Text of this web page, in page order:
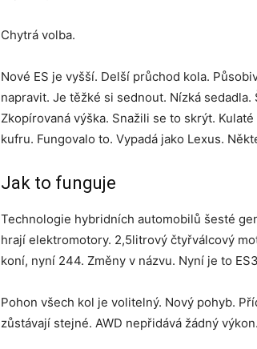
Chytrá volba.
Nové ES je vyšší. Delší průchod kola.
napravit. Je těžké si sednout. Nízká
Zkopírovaná výška. Snažili se to skrýt.
kufru. Fungovalo to. Vypadá jako Lexus.
Jak to funguje
Technologie hybridních automobilů šesté
hrají elektromotory. 2,5litrový čtyřválcový
koní, nyní 244. Změny v názvu. Nyní je to
Pohon všech kol je volitelný. Nový pohyb.
zůstávají stejné. AWD nepřidává žádný